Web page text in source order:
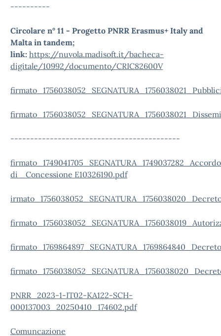
----------
Circolare n° 11 - Progetto PNRR Erasmus+ Italy and
Malta in tandem;
link: https://nuvola.madisoft.it/bacheca-
digitale/10992/documento/CRIC82600V
-------------------------------------------
firmato_1749041705_SEGNATURA_1749037282_Accordo
di _Concessione E10326190.pdf
PNRR_2023-1-IT02-KA122-SCH-
000137003_20250410_174602.pdf
Comuncazione